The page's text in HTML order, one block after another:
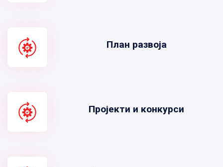
План развоја
Пројекти и конкурси